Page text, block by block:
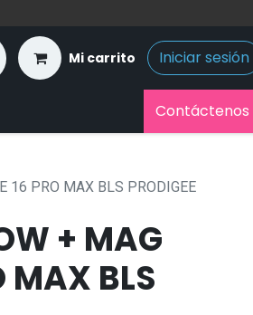
Mi carrito Iniciar sesión
Contáctenos
16 PRO MAX BLS PRODIGEE
+ MAG
MAX BLS